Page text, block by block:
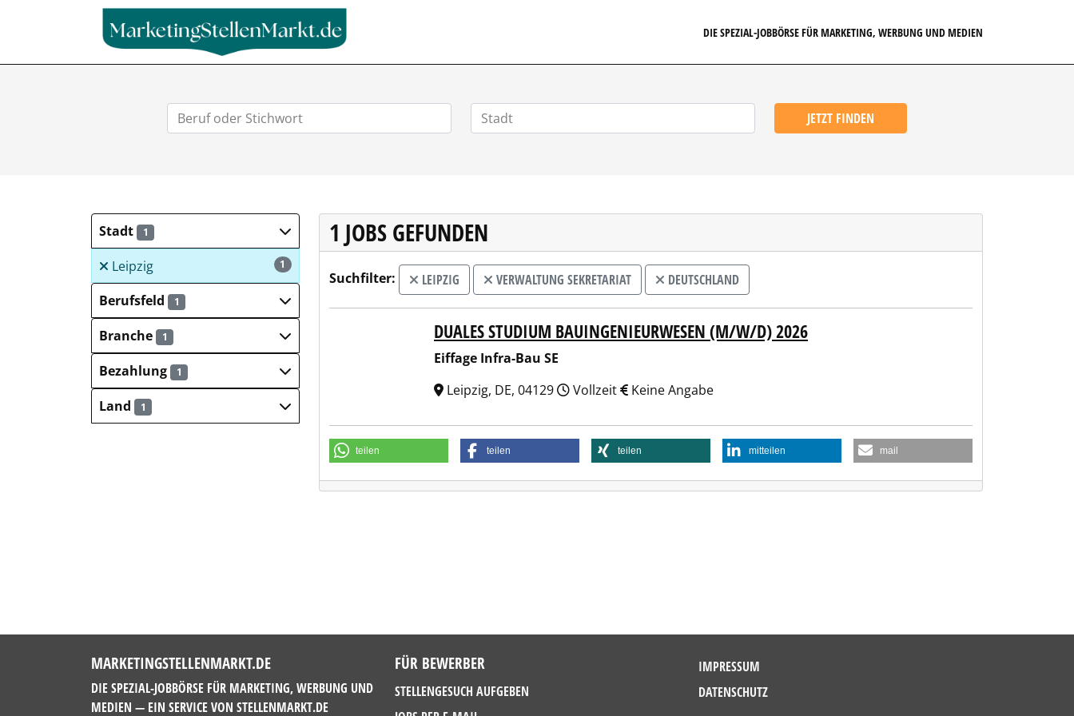
DIE SPEZIAL-JOBBÖRSE FÜR MARKETING, WERBUNG UND MEDIEN
JETZT FINDEN
Stadt 1
1
Leipzig
Berufsfeld
1
Branche 1
Bezahlung 1
Land 1
1 JOBS GEFUNDEN
Suchfilter: LEIPZIG VERWALTUNG SEKRETARIAT DEUTSCHLAND
Eiffage Infra-Bau SEDUALES STUDIUM BAUINGENIEURWESEN (M/W/D) 2026
Eiffage Infra-Bau SE
Leipzig, DE, 04129
Vollzeit Keine Angabe
teilen teilen teilen mitteilen mail
MARKETINGSTELLENMARKT.DE
DIE SPEZIAL-JOBBÖRSE FÜR MARKETING, WERBUNG UND
MEDIEN — EIN SERVICE VON STELLENMARKT.DE
FÜR BEWERBER
STELLENGESUCH AUFGEBEN
IMPRESSUM
DATENSCHUTZ